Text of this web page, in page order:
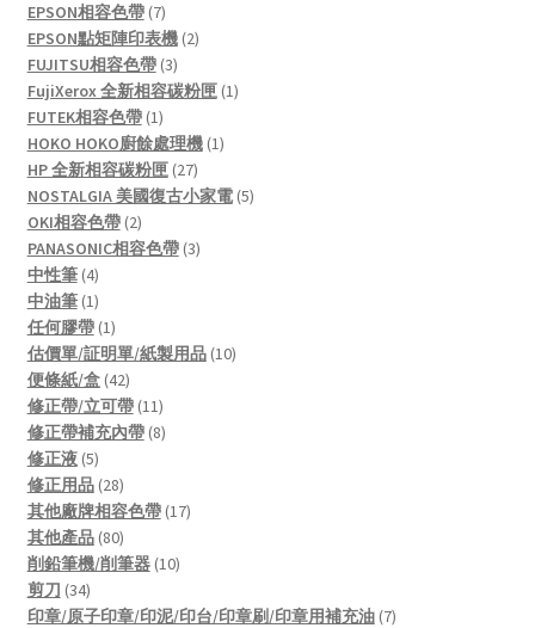
EPSON相容色帶 77
products
EPSON點矩陣印表機 22
FUJITSU相容色帶 33
products
FujiXerox 全新相容碳粉匣 11
FUTEK相容色帶 11
product
HOKO HOKO廚餘處理機 11
HP 全新相容碳粉匣 2727
products
NOSTALGIA 美國復古小家電 55
OKI相容色帶 22
products
PANASONIC相容色帶 33
中性筆 44
products
中油筆 11
product
任何膠帶 11
product
估價單/証明單/紙製用品 1010
便條紙/盒 4242
products
修正帶/立可帶 1111
products
修正帶補充內帶 88
修正液 55
products
修正用品 2828
products
其他廠牌相容色帶 1717
其他產品 8080
products
削鉛筆機/削筆器 1010
剪刀 3434
products
印章/原子印章/印泥/印台/印章刷/印章用補充油 77